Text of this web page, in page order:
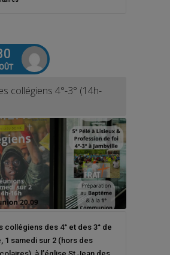
collégiens 4°-3° (14h-
collégiens des 4° et des 3° de
1 samedi sur 2 (hors des
à l’église St Jean des